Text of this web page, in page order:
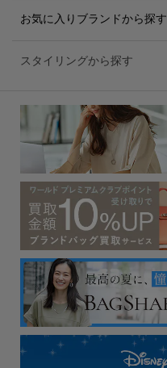
お気に入りブランドから探す
スタイリングから探す